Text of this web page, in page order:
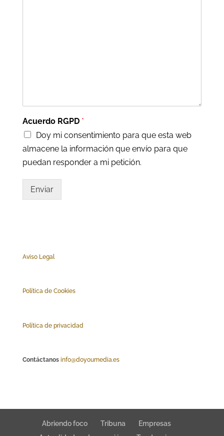
Acuerdo RGPD *
Doy mi consentimiento para que esta web
almacene la información que envío para que
puedan responder a mi petición.
Enviar
Aviso Legal
Política de Cookies
Política de privacidad
Contáctanos info@doyoumedia.es
Abriendo foco Tribuna
Empresas